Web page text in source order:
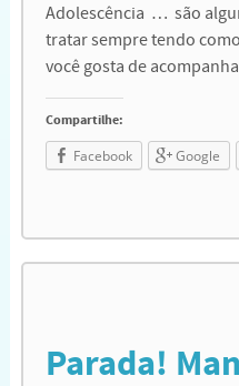
Adolescência … são
tratar sempre tendo
você gosta de
Compartilhe:
Facebook Google
Parada!